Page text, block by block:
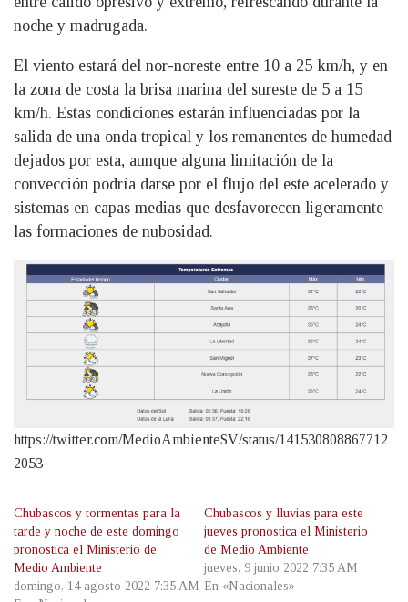
noche y madrugada.
El viento estará del nor-noreste entre 10 a 25 km/h, y en
la zona de costa la brisa marina del sureste de 5 a 15
km/h. Estas condiciones estarán influenciadas por la
salida de una onda tropical y los remanentes de humedad
dejados por esta, aunque alguna limitación de la
convección podría darse por el flujo del este acelerado y
sistemas en capas medias que desfavorecen ligeramente
las formaciones de nubosidad.
https://twitter.com/MedioAmbienteSV/status/141530808867712
2053
Chubascos y tormentas para la
tarde y noche de este domingo
pronostica el Ministerio de
Medio Ambiente
domingo, 14 agosto 2022 7:35 AM
Chubascos y lluvias para este
jueves pronostica el Ministerio
de Medio Ambiente
jueves, 9 junio 2022 7:35 AM
En «Nacionales»